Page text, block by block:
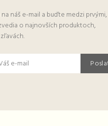
na náš e-mail a buďte medzi prvými,
o najnovších produktoch,